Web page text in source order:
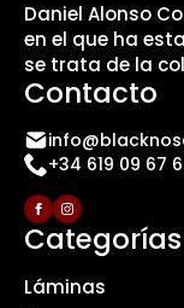
Daniel Alonso
en el que ha
se trata de la
Contacto
+34 619 09 67
Categorías
Láminas